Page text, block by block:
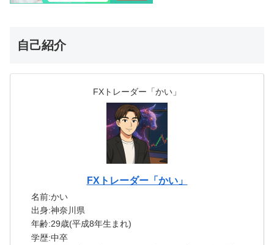
自己紹介
FXトレーダー「かい」
FXトレーダー「かい」
名前:かい
出身:神奈川県
年齢:29歳(平成8年生まれ)
学歴:中卒